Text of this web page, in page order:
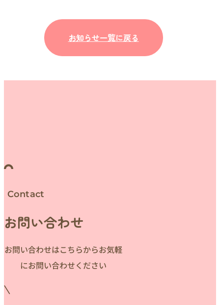
お知らせ一覧に戻る
Contact
お問い合わせ
お問い合わせはこちらからお気軽
にお問い合わせください